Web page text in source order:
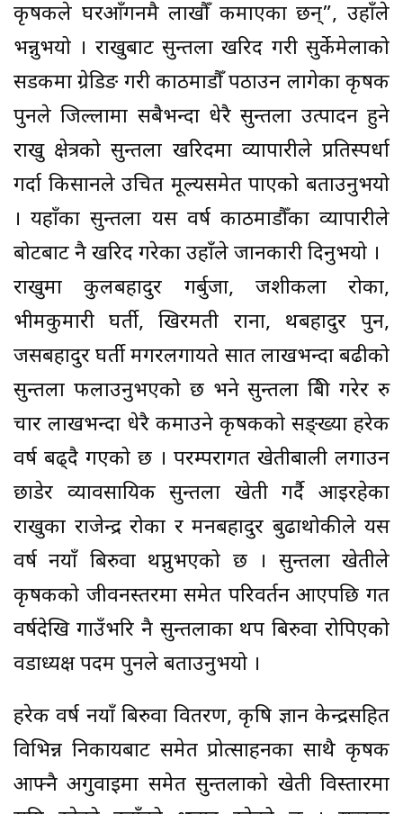
कृषकले घरआँगनमै लाखौँ कमाएका छन्”, उहाँले
भन्नुभयो । राखुबाट सुन्तला खरिद गरी सुर्केमेलाको
सडकमा ग्रेडिङ गरी काठमाडौँ पठाउन लागेका कृषक
पुनले जिल्लामा सबैभन्दा धेरै सुन्तला उत्पादन हुने
राखु क्षेत्रको सुन्तला खरिदमा व्यापारीले प्रतिस्पर्धा
गर्दा किसानले उचित मूल्यसमेत पाएको बताउनुभयो
। यहाँका सुन्तला यस वर्ष काठमाडौँका व्यापारीले
बोटबाट नै खरिद गरेका उहाँले जानकारी दिनुभयो ।
राखुमा कुलबहादुर गर्बुजा, जशीकला रोका,
भीमकुमारी घर्ती, खिरमती राना, थबहादुर पुन,
जसबहादुर घर्ती मगरलगायते सात लाखभन्दा बढीको
सुन्तला फलाउनुभएको छ भने सुन्तला बिक्री गरेर रु
चार लाखभन्दा धेरै कमाउने कृषकको सङ्ख्या हरेक
वर्ष बढ्दै गएको छ । परम्परागत खेतीबाली लगाउन
छाडेर व्यावसायिक सुन्तला खेती गर्दै आइरहेका
राखुका राजेन्द्र रोका र मनबहादुर बुढाथोकीले यस
वर्ष नयाँ बिरुवा थप्नुभएको छ । सुन्तला खेतीले
कृषकको जीवनस्तरमा समेत परिवर्तन आएपछि गत
वर्षदेखि गाउँभरि नै सुन्तलाका थप बिरुवा रोपिएको
वडाध्यक्ष पदम पुनले बताउनुभयो ।
हरेक वर्ष नयाँ बिरुवा वितरण, कृषि ज्ञान केन्द्रसहित
विभिन्न निकायबाट समेत प्रोत्साहनका साथै कृषक
आफ्नै अगुवाइमा समेत सुन्तलाको खेती विस्तारमा